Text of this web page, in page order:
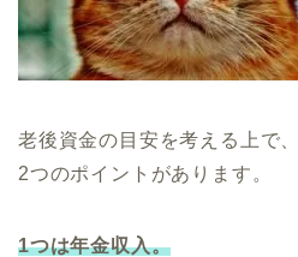
老後資金の目安を考える上で、
2つのポイントがあります。
1つは年金収入。